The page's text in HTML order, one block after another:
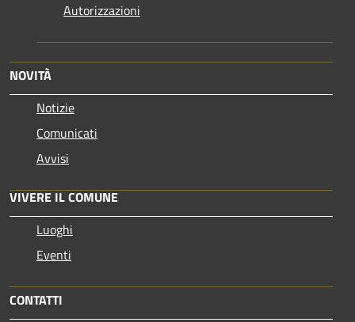
Autorizzazioni
NOVITÀ
Notizie
Comunicati
Avvisi
VIVERE IL COMUNE
Luoghi
Eventi
CONTATTI